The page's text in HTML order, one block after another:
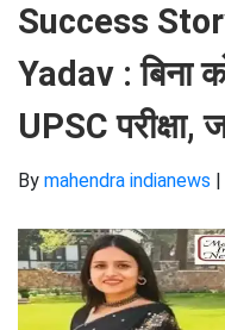
Success
Yadav : बिना
UPSC परीक्षा,
By mahendra indianews |